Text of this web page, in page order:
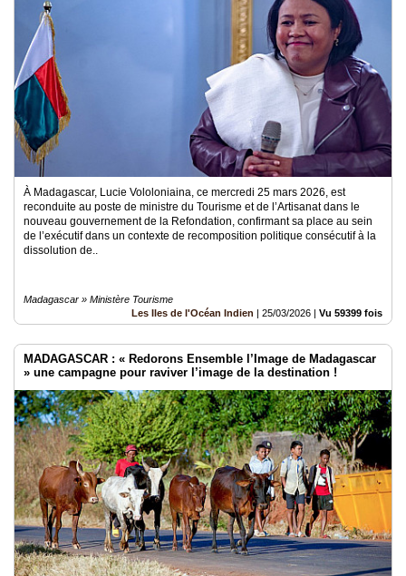
À Madagascar, Lucie Vololoniaina, ce mercredi 25 mars 2026, est
reconduite au poste de ministre du Tourisme et de l’Artisanat dans le
nouveau gouvernement de la Refondation, confirmant sa place au sein
de l’exécutif dans un contexte de recomposition politique consécutif à la
dissolution de..
Madagascar » Ministère Tourisme
Les Iles de l'Océan Indien | 25/03/2026 | Vu 59399 fois
MADAGASCAR : « Redorons Ensemble l’Image de Madagascar
» une campagne pour raviver l’image de la destination !